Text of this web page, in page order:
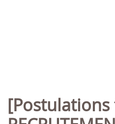
[Postulations fermées]